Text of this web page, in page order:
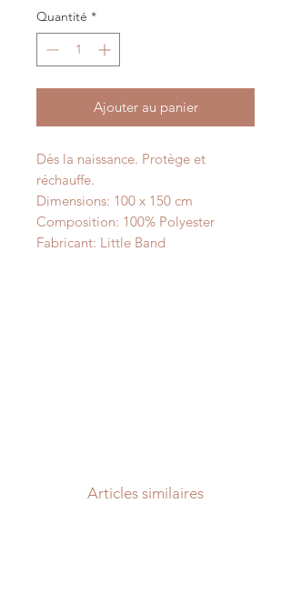
Quantité *
Ajouter au panier
Dès la naissance. Protège et
réchauffe.
Dimensions: 100 x 150 cm
Composition: 100% Polyester
Fabricant: Little Band
Articles similaires